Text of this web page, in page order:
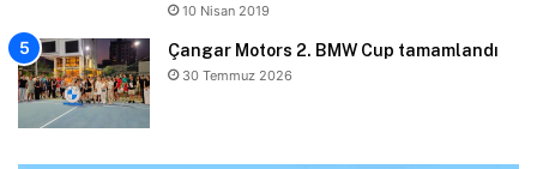
10 Nisan 2019
Çangar Motors 2. BMW Cup tamamlandı
30 Temmuz 2026